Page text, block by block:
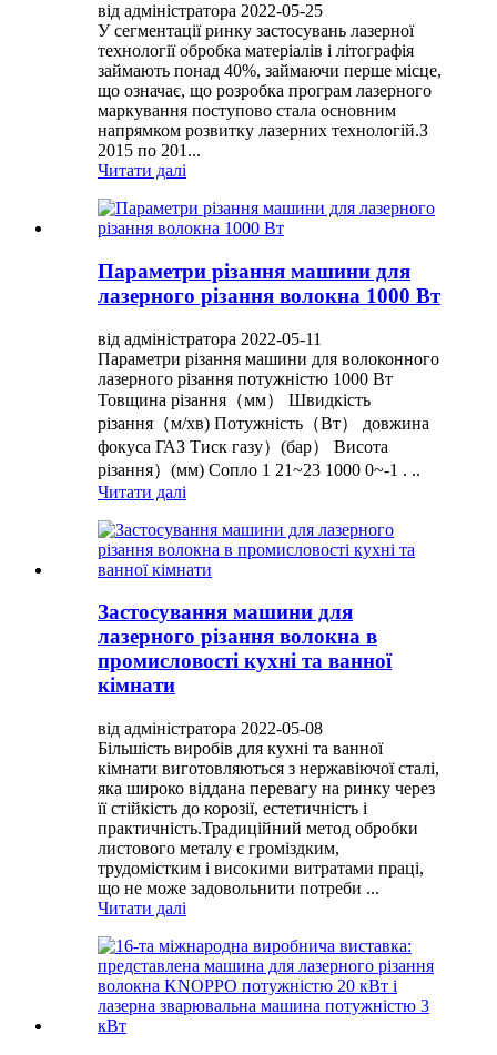
від адміністратора 2022-05-25
У сегментації ринку застосувань лазерної
технології обробка матеріалів і літографія
займають понад 40%, займаючи перше місце,
що означає, що розробка програм лазерного
маркування поступово стала основним
напрямком розвитку лазерних технологій.З
2015 по 201...
Читати далі
Параметри різання машини для
лазерного різання волокна 1000 Вт
від адміністратора 2022-05-11
Параметри різання машини для волоконного
лазерного різання потужністю 1000 Вт
Товщина різання（мм） Швидкість
різання（м/хв) Потужність（Вт） довжина
фокуса ГАЗ Тиск газу）(бар） Висота
різання）(мм) Сопло 1 21~23 1000 0~-1 . ..
Читати далі
Застосування машини для
лазерного різання волокна в
промисловості кухні та ванної
кімнати
від адміністратора 2022-05-08
Більшість виробів для кухні та ванної
кімнати виготовляються з нержавіючої сталі,
яка широко віддана перевагу на ринку через
її стійкість до корозії, естетичність і
практичність.Традиційний метод обробки
листового металу є громіздким,
трудомістким і високими витратами праці,
що не може задовольнити потреби ...
Читати далі